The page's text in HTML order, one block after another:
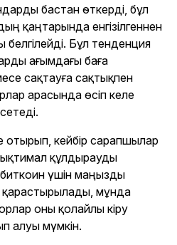
бастан өткерді, бұл
қаңтарында енгізілгеннен
белгілейді. Бұл тенденция
ағымдағы баға
сақтауға сақтықпен
арасында өсіп келе
отырып, кейбір сарапшылар
құлдырауды
үшін маңызды
қарастырылады, мұнда
оны қолайлы кіру
алуы мүмкін.